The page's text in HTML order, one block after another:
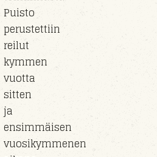
Puisto
perustettiin
reilut
kymmen
vuotta
sitten
ja
ensimmäisen
vuosikymmenen